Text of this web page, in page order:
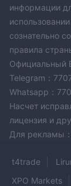
информации
сознательно
правила
Официальный
Telegram：
Whatsapp：
Насчет
лицензия и
Для рекламы
t4trade
XPO Markets